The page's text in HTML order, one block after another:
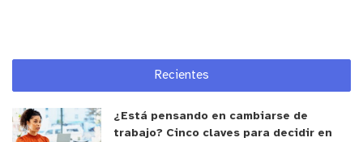
Recientes
¿Está pensando en cambiarse de
trabajo? Cinco claves para decidir en